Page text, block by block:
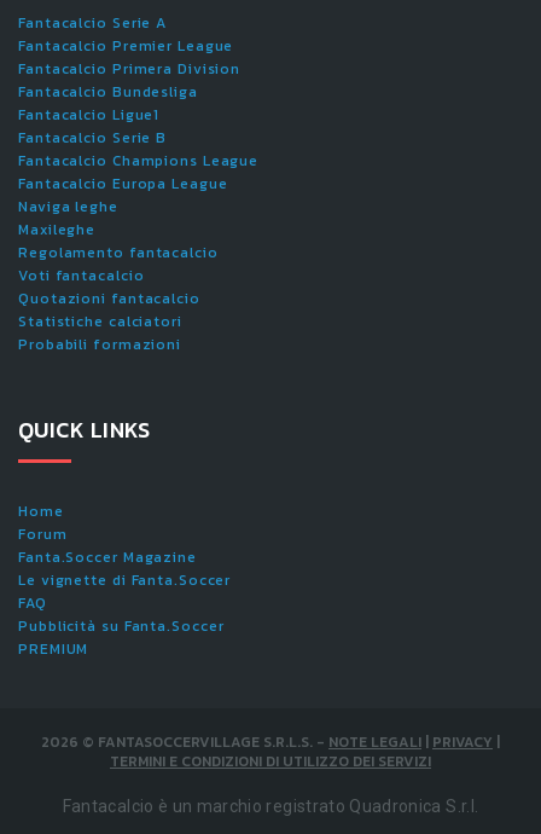
Fantacalcio Serie A
Fantacalcio Premier League
Fantacalcio Primera Division
Fantacalcio Bundesliga
Fantacalcio Ligue1
Fantacalcio Serie B
Fantacalcio Champions League
Fantacalcio Europa League
Naviga leghe
Maxileghe
Regolamento fantacalcio
Voti fantacalcio
Quotazioni fantacalcio
Statistiche calciatori
Probabili formazioni
QUICK LINKS
Home
Forum
Fanta.Soccer Magazine
Le vignette di Fanta.Soccer
FAQ
Pubblicità su Fanta.Soccer
PREMIUM
2026 © FANTASOCCERVILLAGE S.R.L.S. - NOTE LEGALI | PRIVACY |
TERMINI E CONDIZIONI DI UTILIZZO DEI SERVIZI
Fantacalcio è un marchio registrato Quadronica S.r.l.